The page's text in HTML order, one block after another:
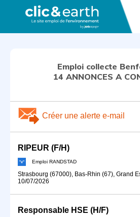
Emploi collecte
14 ANNONCES A
Créer une alerte e-mail
RIPEUR (F/H)
Emploi RANDSTAD
Strasbourg (67000), Bas-Rhin (67), Grand
10/07/2026
Responsable HSE (H/F)